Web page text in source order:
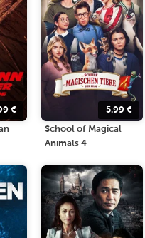
€ 5.99€
School of Magical
Animals 4